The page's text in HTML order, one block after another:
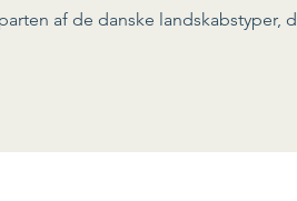
af de danske landskabstyper,